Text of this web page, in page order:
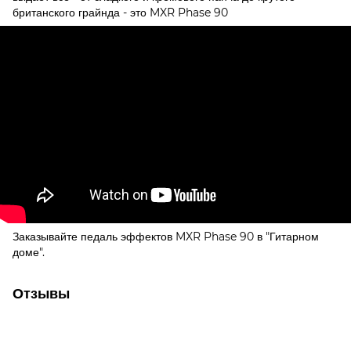
британского грайнда - это MXR Phase 90
Заказывайте педаль эффектов MXR Phase 90 в "Гитарном
доме".
Отзывы